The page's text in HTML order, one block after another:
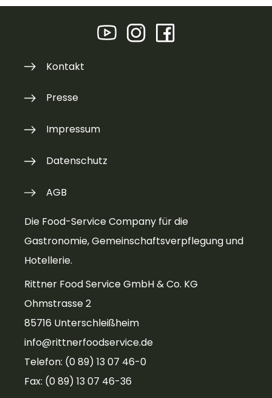
Die Food-Service Company für die
Gastronomie, Gemeinschaftsverpflegung und
Hotellerie.
Rittner Food Service GmbH & Co. KG
Ohmstrasse 2
85716 Unterschleißheim
info@rittnerfoodservice.de
Telefon: (0 89) 13 07 46-0
Fax: (0 89) 13 07 46-36
Kontakt
Presse
Impressum
Datenschutz
AGB